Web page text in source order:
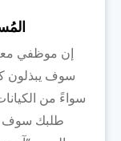
إن موظفي
سوف يبذلون
سواءً من
طلبك سوف